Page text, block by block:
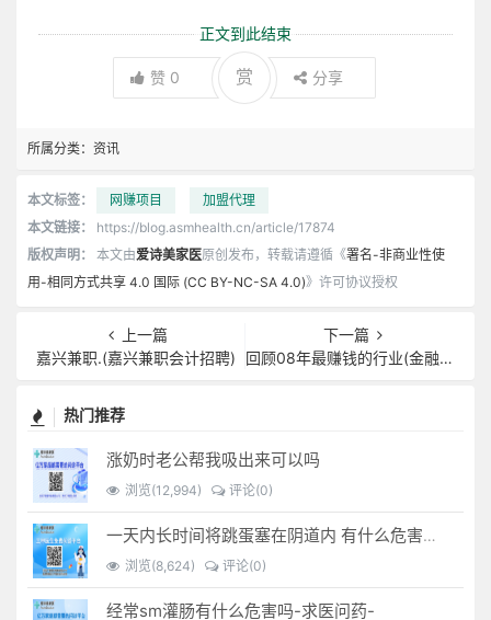
正文到此结束
赞 0 赏 分享
所属分类： 资讯
本文标签： 网赚项目
加盟代理
本文链接：
https://blog.asmhealth.cn/article/17874
版权声明：
本文由爱诗美家医原创发布，转载请遵循《署名-非商业性使
用-相同方式共享 4.0 国际 (CC BY-NC-SA 4.0)》许可协议授权
上一篇
嘉兴兼职.(嘉兴兼职会计招聘)
下一篇
回顾08年最赚钱的行业(金融危机2008谁赚钱了)
热门推荐
涨奶时老公帮我吸出来可以吗
浏览(12,994) 评论(0)
一天内长时间将跳蛋塞在阴道内 有什么危害免...(跳蛋是放哪里)
浏览(8,624) 评论(0)
经常sm灌肠有什么危害吗-求医问药-